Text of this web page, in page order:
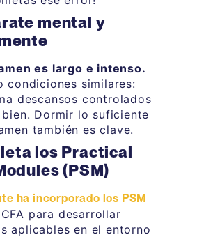
mental y
es largo e intenso.
condiciones similares:
descansos controlados
Dormir lo suficiente
también es clave.
los Practical
(PSM)
ha incorporado los PSM
para desarrollar
aplicables en el entorno